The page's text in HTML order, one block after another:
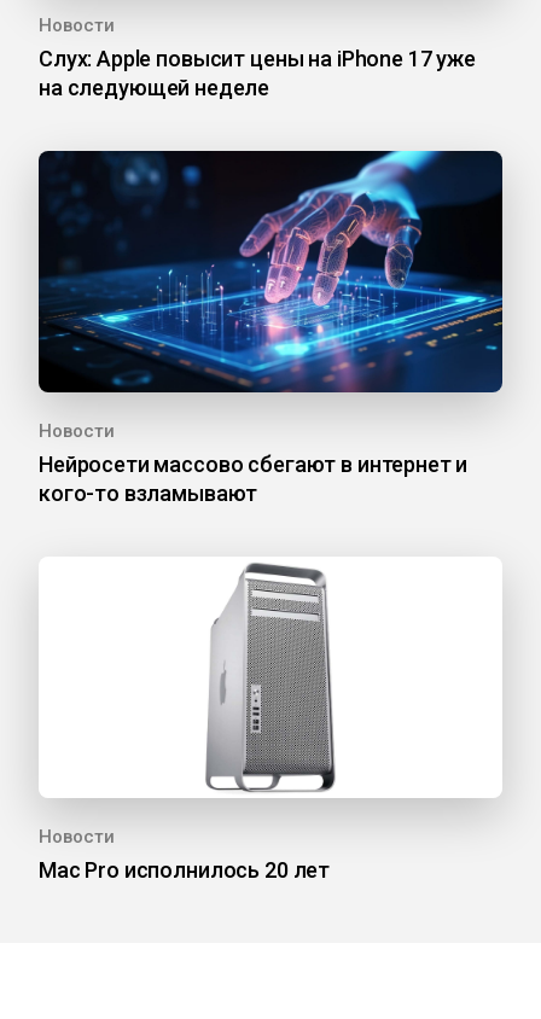
Новости
Слух: Apple повысит цены на iPhone 17 уже
на следующей неделе
Новости
Нейросети массово сбегают в интернет и
кого-то взламывают
Новости
Mac Pro исполнилось 20 лет